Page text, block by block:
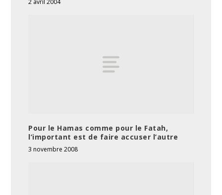
Pour le Hamas comme pour le Fatah,
l’important est de faire accuser l’autre
3 novembre 2008